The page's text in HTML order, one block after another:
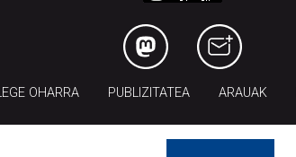
OHARRA PUBLIZITATEA ARAUAK